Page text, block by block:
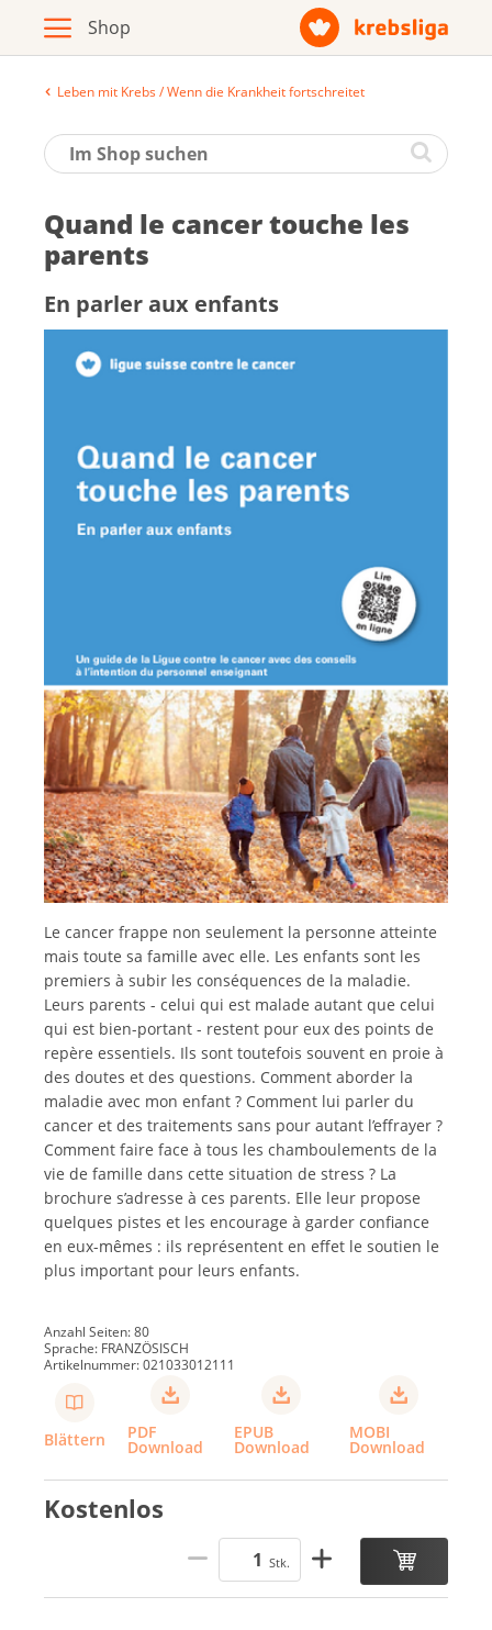
Archiv
Broschüren / Infomaterial
Produkte
Zur Krebsliga-Webseite
Français
Leben mit Krebs / Wenn die Krankheit fortschreitet
Quand le can­cer touche les
pa­rents
En par­ler aux en­fants
Le cancer frappe non seulement la personne atteinte
mais toute sa famille avec elle. Les enfants sont les
premiers à subir les conséquences de la maladie.
Leurs parents - celui qui est malade autant que celui
qui est bien-portant - restent pour eux des points de
repère essentiels. Ils sont toutefois souvent en proie à
des doutes et des questions. Comment aborder la
maladie avec mon enfant ? Comment lui parler du
cancer et des traitements sans pour autant l’effrayer ?
Comment faire face à tous les chamboulements de la
vie de famille dans cette situation de stress ? La
brochure s’adresse à ces parents. Elle leur propose
quelques pistes et les encourage à garder confiance
en eux-mêmes : ils représentent en effet le soutien le
plus important pour leurs enfants.
Anzahl Seiten: 80
Sprache: FRANZÖSISCH
Artikelnummer: 021033012111
Blättern PDF
Download
EPUB
Download
MOBI
Download
Kostenlos
Stk.